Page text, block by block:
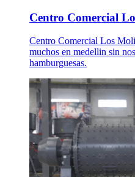
Centro Comercial
Centro Comercial Los
muchos en medellin sin
hamburguesas.